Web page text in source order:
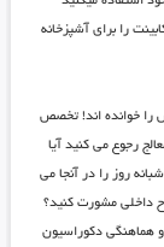
را برای آشپزخانه
را خوانده اند! تخصص
رجوع می کنید آیا
روز را در آنجا می
داخلی مشورت کنید؟
هماهنگی دکوراسیون